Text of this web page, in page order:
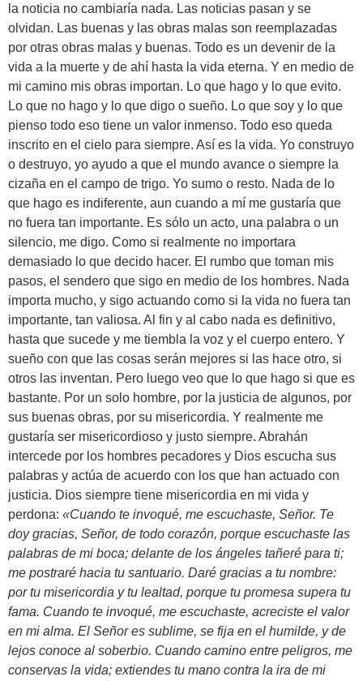
la noticia no cambiaría nada. Las noticias pasan y se
olvidan. Las buenas y las obras malas son reemplazadas
por otras obras malas y buenas. Todo es un devenir de la
vida a la muerte y de ahí hasta la vida eterna. Y en medio de
mi camino mis obras importan. Lo que hago y lo que evito.
Lo que no hago y lo que digo o sueño. Lo que soy y lo que
pienso todo eso tiene un valor inmenso. Todo eso queda
inscrito en el cielo para siempre. Así es la vida. Yo construyo
o destruyo, yo ayudo a que el mundo avance o siempre la
cizaña en el campo de trigo. Yo sumo o resto. Nada de lo
que hago es indiferente, aun cuando a mí me gustaría que
no fuera tan importante. Es sólo un acto, una palabra o un
silencio, me digo. Como si realmente no importara
demasiado lo que decido hacer. El rumbo que toman mis
pasos, el sendero que sigo en medio de los hombres. Nada
importa mucho, y sigo actuando como si la vida no fuera tan
importante, tan valiosa. Al fin y al cabo nada es definitivo,
hasta que sucede y me tiembla la voz y el cuerpo entero. Y
sueño con que las cosas serán mejores si las hace otro, si
otros las inventan. Pero luego veo que lo que hago si que es
bastante. Por un solo hombre, por la justicia de algunos, por
sus buenas obras, por su misericordia. Y realmente me
gustaría ser misericordioso y justo siempre. Abrahán
intercede por los hombres pecadores y Dios escucha sus
palabras y actúa de acuerdo con los que han actuado con
justicia. Dios siempre tiene misericordia en mi vida y
perdona: «Cuando te invoqué, me escuchaste, Señor. Te
doy gracias, Señor, de todo corazón, porque escuchaste las
palabras de mi boca; delante de los ángeles tañeré para ti;
me postraré hacia tu santuario. Daré gracias a tu nombre:
por tu misericordia y tu lealtad, porque tu promesa supera tu
fama. Cuando te invoqué, me escuchaste, acreciste el valor
en mi alma. El Señor es sublime, se fija en el humilde, y de
lejos conoce al soberbio. Cuando camino entre peligros, me
conservas la vida; extiendes tu mano contra la ira de mi